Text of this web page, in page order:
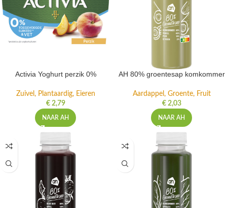
Activia Yoghurt perzik 0%
Zuivel, Plantaardig, Eieren
€2,79
NAAR AH
AH 80% groentesap komkommer
Aardappel, Groente, Fruit
€2,03
NAAR AH